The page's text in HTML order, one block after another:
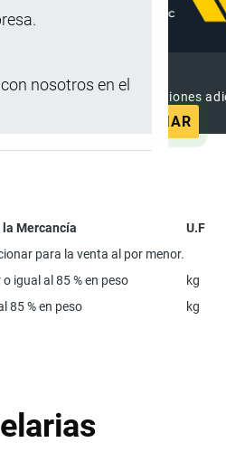
nosotros en el
sin anuncios y funciones
ANUNCIAR
Mercancía
U.F
para la venta al por menor.
igual al 85 % en peso
kg
85 % en peso kg